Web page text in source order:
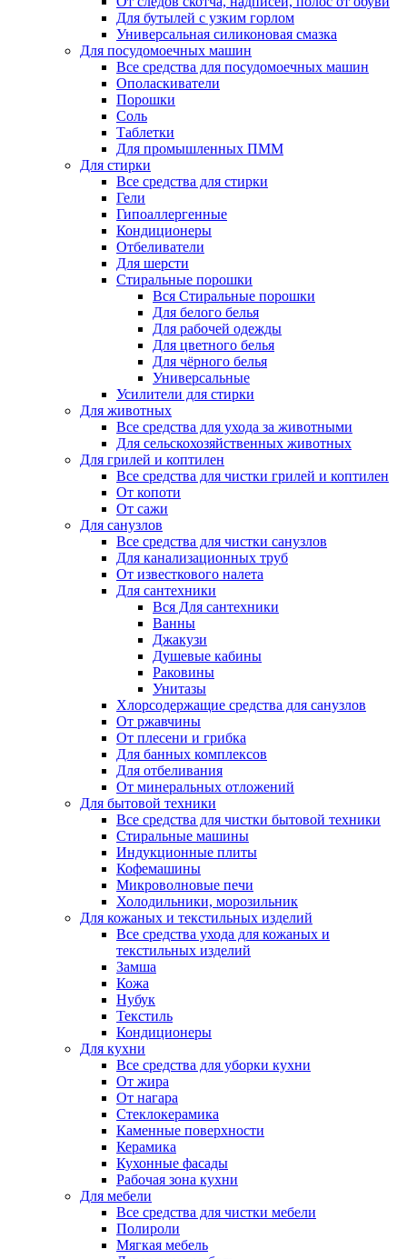
Для бутылей с узким горлом
Универсальная силиконовая смазка
Для посудомоечных машин
Все средства для посудомоечных машин
Ополаскиватели
Порошки
Соль
Таблетки
Для промышленных ПММ
Для стирки
Все средства для стирки
Гели
Гипоаллергенные
Кондиционеры
Отбеливатели
Для шерсти
Стиральные порошки
Вся Стиральные порошки
Для белого белья
Для рабочей одежды
Для цветного белья
Для чёрного белья
Универсальные
Усилители для стирки
Для животных
Все средства для ухода за животными
Для сельскохозяйственных животных
Для грилей и коптилен
Все средства для чистки грилей и коптилен
От копоти
От сажи
Для санузлов
Все средства для чистки санузлов
Для канализационных труб
От известкового налета
Для сантехники
Вся Для сантехники
Ванны
Джакузи
Душевые кабины
Раковины
Унитазы
Хлорсодержащие средства для санузлов
От ржавчины
От плесени и грибка
Для банных комплексов
Для отбеливания
От минеральных отложений
Для бытовой техники
Все средства для чистки бытовой техники
Стиральные машины
Индукционные плиты
Кофемашины
Микроволновые печи
Холодильники, морозильник
Для кожаных и текстильных изделий
Все средства ухода для кожаных и
текстильных изделий
Замша
Кожа
Нубук
Текстиль
Кондиционеры
Для кухни
Все средства для уборки кухни
От жира
От нагара
Стеклокерамика
Каменные поверхности
Керамика
Кухонные фасады
Рабочая зона кухни
Для мебели
Все средства для чистки мебели
Полироли
Мягкая мебель